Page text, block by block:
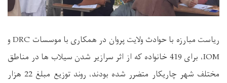
ریاست مبارزه با حوادث ولایت پروان در همکاری با موسسات DRC و
IOM، برای 419 خانواده که از اثر سرازیر شدن سیلاب ها در مناطق
مختلف شهر چاریکار متضرر شده بودند، روند توزیع مبلغ 22 هزار